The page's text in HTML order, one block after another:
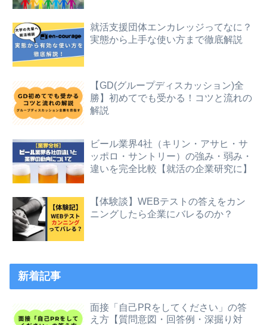
就活支援団体エンカレッジってなに？
実態から上手な使い方まで徹底解説
【GD(グループディスカッション)全
勝】初めてでも受かる！コツと流れの
解説
ビール業界4社（キリン・アサヒ・サ
ッポロ・サントリー）の強み・弱み・
違いを完全比較【就活の企業研究に】
【体験談】WEBテストの答えをカン
ニングしたら企業にバレるのか？
新着記事
面接「自己PRをしてください」の答
え方【質問意図・回答例・深掘り対